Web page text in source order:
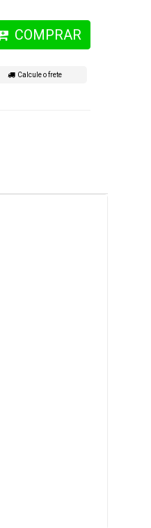
COMPRAR
Calcule o frete